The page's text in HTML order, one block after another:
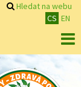
Hledat na webu
CS EN